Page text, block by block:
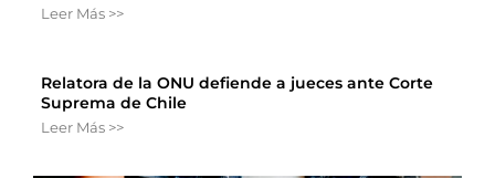
Leer Más >>
Relatora de la ONU defiende a jueces ante Corte
Suprema de Chile
Leer Más >>